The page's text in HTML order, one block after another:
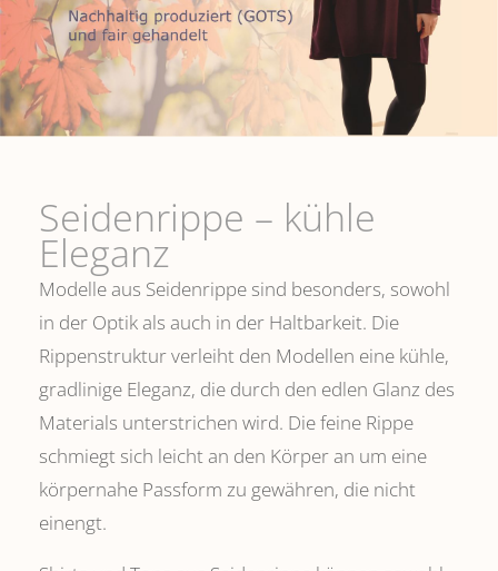
Seidenrippe­ – kühle
Eleganz
Modelle aus Seidenrippe sind besonders, sowohl
in der Optik als auch in der Haltbarkeit. Die
Rippenstruktur verleiht den Modellen eine kühle,
gradlinige Eleganz, die durch den edlen Glanz des
Materials unterstrichen wird. Die feine Rippe
schmiegt sich leicht an den Körper an um eine
körpernahe Passform zu gewähren, die nicht
einengt.